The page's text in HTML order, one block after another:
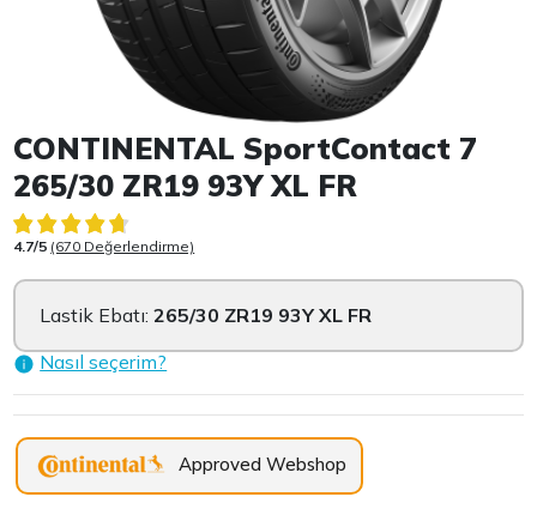
Item 1 of 1
CONTINENTAL SportContact 7
265/30 ZR19 93Y XL FR
4.7/5 (670 Değerlendirme)
Lastik Ebatı:265/30 ZR19 93Y XL FR
Nasıl seçerim?
Approved Webshop